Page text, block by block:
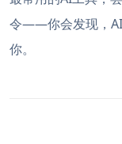
令——你会发现，AI
你。